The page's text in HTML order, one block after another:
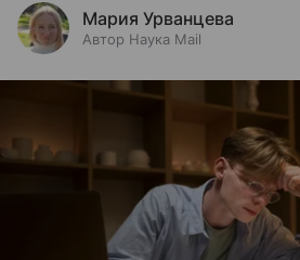
Мария Урванцева
Автор Наука Mail